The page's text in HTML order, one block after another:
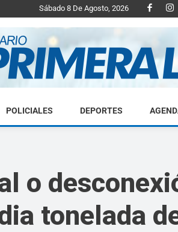
Sábado 8 De Agosto, 2026
Diario
Primera
POLICIALES DEPORTES
o
tonelada